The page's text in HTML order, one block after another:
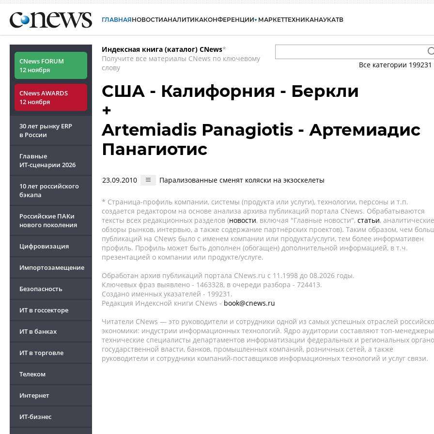
ГЛАВНАЯНОВОСТИАНАЛИТИКАКОНФЕРЕНЦИИ МАРКЕТТЕХНИКАНАУКАТВ
CNews FORUM
12 ноября
CNews AWARDS
12 ноября
30 лет рынку ERP
в России
Главные
ИТ-сценарии 2026
10 лет российского
бэкапа
Российские ПАКи
нового поколения
Цифровизация
Импортозамещение
Безопасность
ИТ в госсекторе
ИТ в банках
ИТ в торговле
Телеком
Интернет
ИТ-бизнес
Индексная книга (каталог) CNews*
Получите все материалы CNews по ключевому
слову
Все категории 199231
США - Калифорния - Беркли
+
Artemiadis Panagiotis - Артемиадис
Панагиотис
23.09.2010 Парализованные сменят коляски на экзоскелеты
* Страница-профиль компании, системы (продукта или услуги), технологии, персоны и т.п.
создается редактором на основе анализа архива публикаций портала CNews. Обрабатываются
тексты всех редакционных разделов (новости, включая "Главные новости", статьи, аналитические
обзоры рынков, интервью, а также содержание партнёрских проектов). Таким образом, чем
публикаций на CNews было с именем компании или продукта/услуги, тем более информативен
профиль. Профиль может быть дополнен (обогащен) дополнительной информацией, в т.ч.
презентацией о компании или продукте/услуге.
Обработан архив публикаций портала CNews.ru c 11.1998 до 08.2026 годы.
Ключевых фраз выявлено - 1463328, в очереди разбора - 724413.
Создано именных указателей - 199231.
Редакция Индексной книги CNews - book@cnews.ru
Читатели CNews — это руководители и сотрудники одной из самых успешных отраслей
экономики: индустрии информационных технологий. Ядро аудитории составляют топ-
технические специалисты департаментов информатизации федеральных и региональных
государственной власти, банков, промышленных компаний, розничных сетей, а также
руководители и сотрудники компаний-поставщиков информационных технологий и услуг связи.